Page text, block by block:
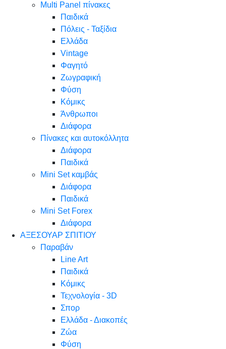
Multi Panel πίνακες
Παιδικά
Πόλεις - Ταξίδια
Ελλάδα
Vintage
Φαγητό
Ζωγραφική
Φύση
Κόμικς
Άνθρωποι
Διάφορα
Πίνακες και αυτοκόλλητα
Διάφορα
Παιδικά
Mini Set καμβάς
Διάφορα
Παιδικά
Mini Set Forex
Διάφορα
ΑΞΕΣΟΥΑΡ ΣΠΙΤΙΟΥ
Παραβάν
Line Art
Παιδικά
Κόμικς
Τεχνολογία - 3D
Σπορ
Ελλάδα - Διακοπές
Ζώα
Φύση